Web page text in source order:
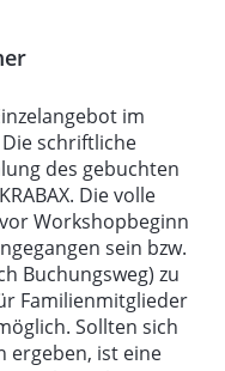
den vollen
die
im
schriftliche
des gebuchten
Die volle
Workshopbeginn
sein bzw.
Buchungsweg) zu
Familienmitglieder
Sollten sich
ergeben, ist eine